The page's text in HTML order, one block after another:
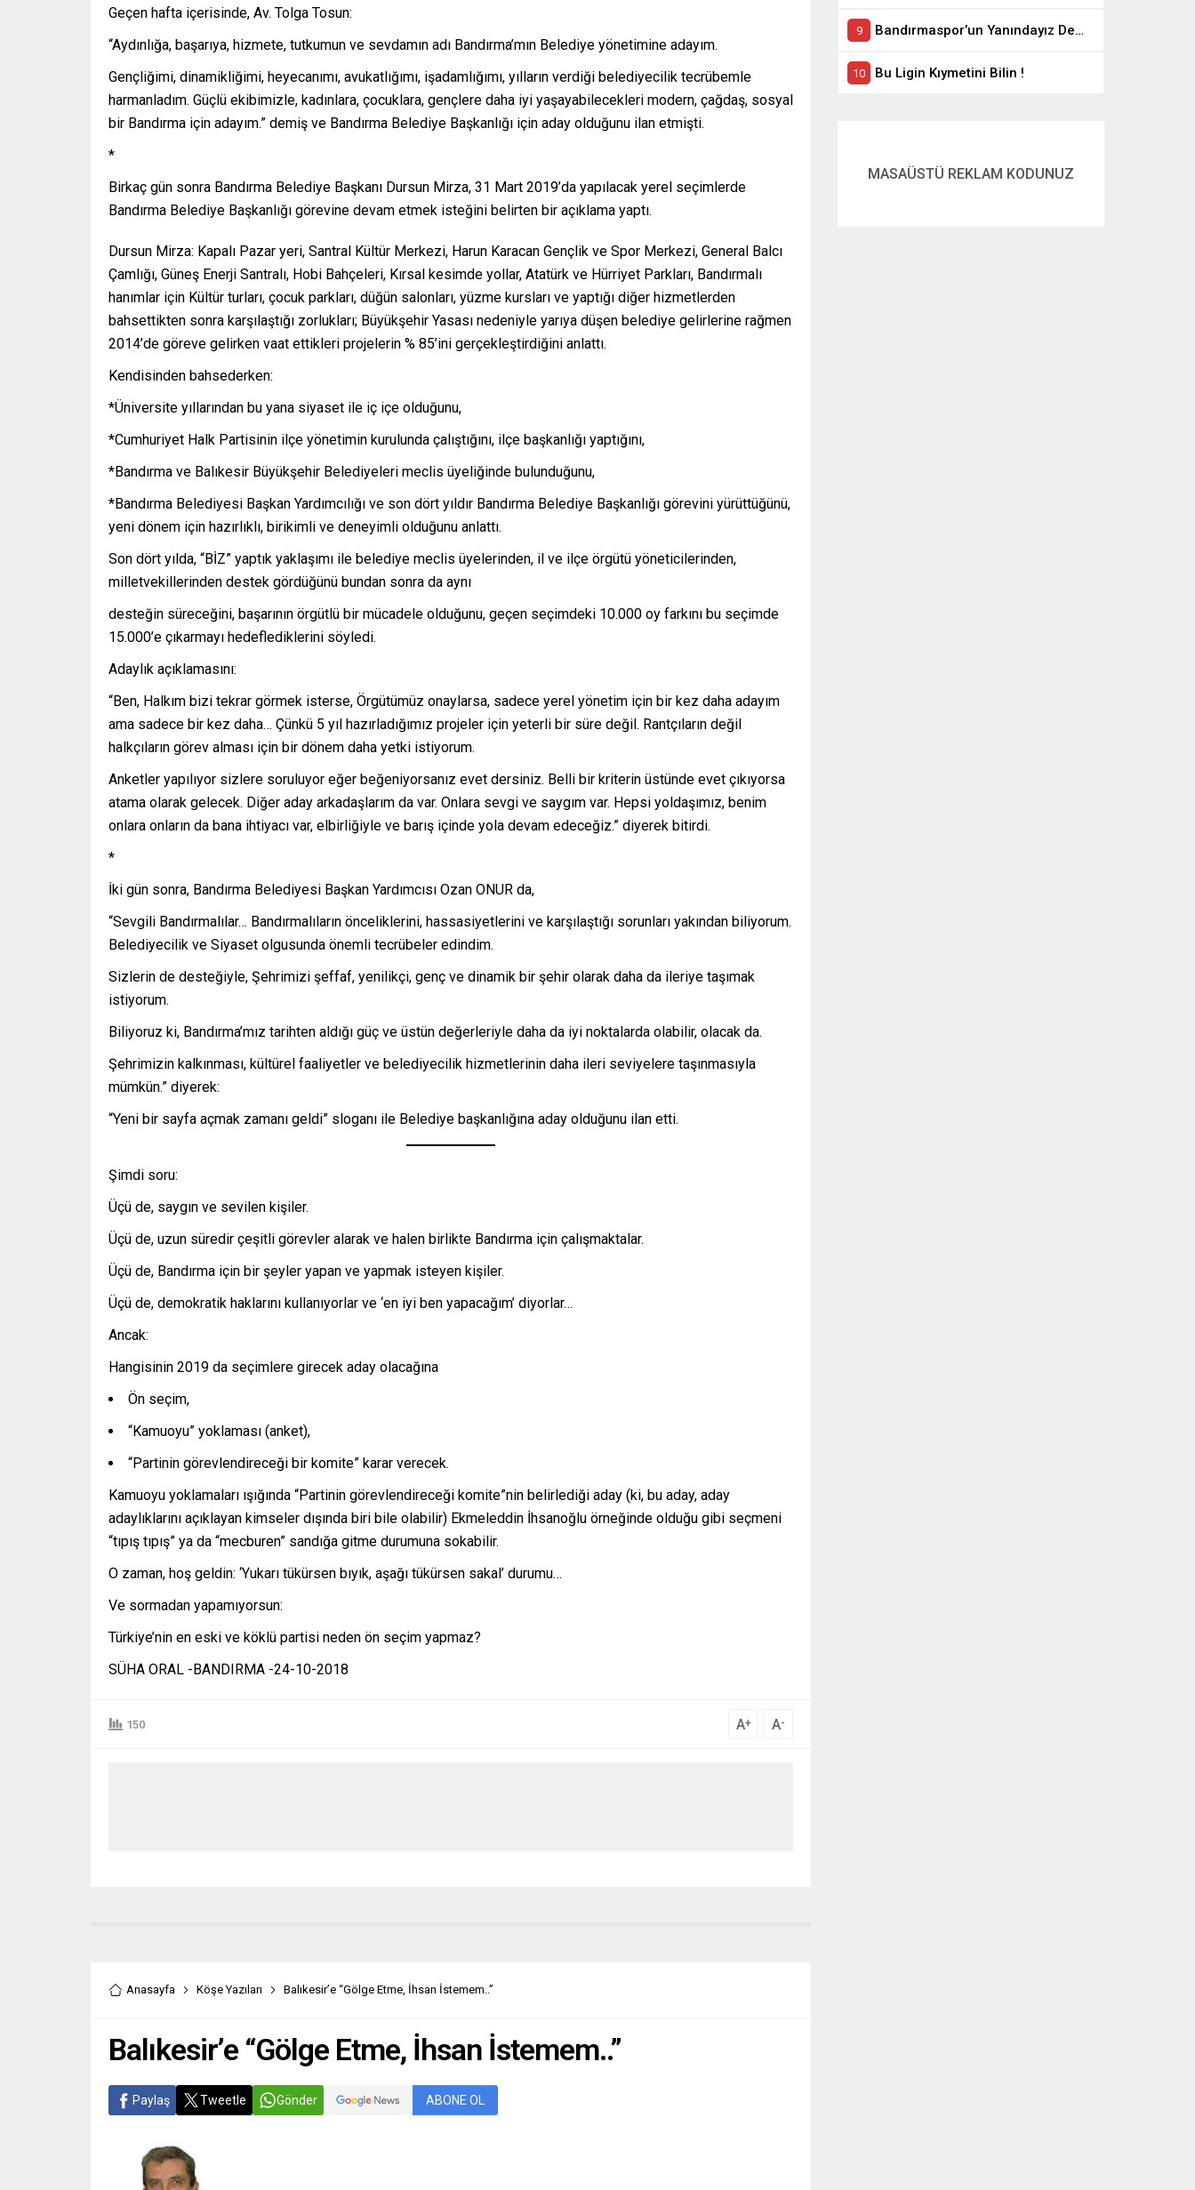
Geçen hafta içerisinde, Av. Tolga Tosun:
“Aydınlığa, başarıya, hizmete, tutkumun ve sevdamın adı Bandırma’mın Belediye yönetimine adayım.
Gençliğimi, dinamikliğimi, heyecanımı, avukatlığımı, işadamlığımı, yılların verdiği belediyecilik tecrübemle
harmanladım. Güçlü ekibimizle, kadınlara, çocuklara, gençlere daha iyi yaşayabilecekleri modern, çağdaş, sosyal
bir Bandırma için adayım.” demiş ve Bandırma Belediye Başkanlığı için aday olduğunu ilan etmişti.
*
Birkaç gün sonra Bandırma Belediye Başkanı Dursun Mirza, 31 Mart 2019’da yapılacak yerel seçimlerde
Bandırma Belediye Başkanlığı görevine devam etmek isteğini belirten bir açıklama yaptı.
Dursun Mirza: Kapalı Pazar yeri, Santral Kültür Merkezi, Harun Karacan Gençlik ve Spor Merkezi, General Balcı
Çamlığı, Güneş Enerji Santralı, Hobi Bahçeleri, Kırsal kesimde yollar, Atatürk ve Hürriyet Parkları, Bandırmalı
hanımlar için Kültür turları, çocuk parkları, düğün salonları, yüzme kursları ve yaptığı diğer hizmetlerden
bahsettikten sonra karşılaştığı zorlukları; Büyükşehir Yasası nedeniyle yarıya düşen belediye gelirlerine rağmen
2014’de göreve gelirken vaat ettikleri projelerin % 85’ini gerçekleştirdiğini anlattı.
Kendisinden bahsederken:
*Üniversite yıllarından bu yana siyaset ile iç içe olduğunu,
*Cumhuriyet Halk Partisinin ilçe yönetimin kurulunda çalıştığını, ilçe başkanlığı yaptığını,
*Bandırma ve Balıkesir Büyükşehir Belediyeleri meclis üyeliğinde bulunduğunu,
*Bandırma Belediyesi Başkan Yardımcılığı ve son dört yıldır Bandırma Belediye Başkanlığı görevini yürüttüğünü,
yeni dönem için hazırlıklı, birikimli ve deneyimli olduğunu anlattı.
Son dört yılda, “BİZ” yaptık yaklaşımı ile belediye meclis üyelerinden, il ve ilçe örgütü yöneticilerinden,
milletvekillerinden destek gördüğünü bundan sonra da aynı
desteğin süreceğini, başarının örgütlü bir mücadele olduğunu, geçen seçimdeki 10.000 oy farkını bu seçimde
15.000’e çıkarmayı hedeflediklerini söyledi.
Adaylık açıklamasını:
“Ben, Halkım bizi tekrar görmek isterse, Örgütümüz onaylarsa, sadece yerel yönetim için bir kez daha adayım
ama sadece bir kez daha… Çünkü 5 yıl hazırladığımız projeler için yeterli bir süre değil. Rantçıların değil
halkçıların görev alması için bir dönem daha yetki istiyorum.
Anketler yapılıyor sizlere soruluyor eğer beğeniyorsanız evet dersiniz. Belli bir kriterin üstünde evet çıkıyorsa
atama olarak gelecek. Diğer aday arkadaşlarım da var. Onlara sevgi ve saygım var. Hepsi yoldaşımız, benim
onlara onların da bana ihtiyacı var, elbirliğiyle ve barış içinde yola devam edeceğiz.” diyerek bitirdi.
*
İki gün sonra, Bandırma Belediyesi Başkan Yardımcısı Ozan ONUR da,
“Sevgili Bandırmalılar… Bandırmalıların önceliklerini, hassasiyetlerini ve karşılaştığı sorunları yakından biliyorum.
Belediyecilik ve Siyaset olgusunda önemli tecrübeler edindim.
Sizlerin de desteğiyle, Şehrimizi şeffaf, yenilikçi, genç ve dinamik bir şehir olarak daha da ileriye taşımak
istiyorum.
Biliyoruz ki, Bandırma’mız tarihten aldığı güç ve üstün değerleriyle daha da iyi noktalarda olabilir, olacak da.
Şehrimizin kalkınması, kültürel faaliyetler ve belediyecilik hizmetlerinin daha ileri seviyelere taşınmasıyla
mümkün.” diyerek:
“Yeni bir sayfa açmak zamanı geldi” sloganı ile Belediye başkanlığına aday olduğunu ilan etti.
Şimdi soru:
Üçü de, saygın ve sevilen kişiler.
Üçü de, uzun süredir çeşitli görevler alarak ve halen birlikte Bandırma için çalışmaktalar.
Üçü de, Bandırma için bir şeyler yapan ve yapmak isteyen kişiler.
Üçü de, demokratik haklarını kullanıyorlar ve ‘en iyi ben yapacağım’ diyorlar…
Ancak:
Hangisinin 2019 da seçimlere girecek aday olacağına
Ön seçim,
“Kamuoyu” yoklaması (anket),
“Partinin görevlendireceği bir komite” karar verecek.
Kamuoyu yoklamaları ışığında “Partinin görevlendireceği komite”nin belirlediği aday (ki, bu aday, aday
adaylıklarını açıklayan kimseler dışında biri bile olabilir) Ekmeleddin İhsanoğlu örneğinde olduğu gibi seçmeni
“tıpış tıpış” ya da “mecburen” sandığa gitme durumuna sokabilir.
O zaman, hoş geldin: ‘Yukarı tükürsen bıyık, aşağı tükürsen sakal’ durumu…
Ve sormadan yapamıyorsun:
Türkiye’nin en eski ve köklü partisi neden ön seçim yapmaz?
SÜHA ORAL -BANDIRMA -24-10-2018
150 A+ A-
Anasayfa Köşe Yazıları Balıkesir’e “Gölge Etme, İhsan İstemem..”
Balıkesir’e “Gölge Etme, İhsan İstemem..”
Paylaş Tweetle Gönder ABONE OL
Bandırmaspor’un Yanındayız Demekle Olmuyor!
Bu Ligin Kıymetini Bilin !
MASAÜSTÜ REKLAM KODUNUZ